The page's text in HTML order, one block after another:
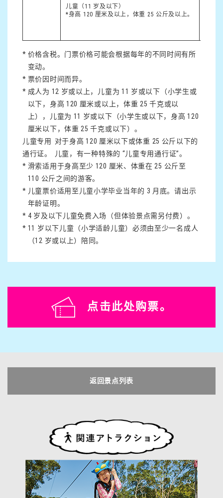
儿童（11 岁及以下）
*身高 120 厘米及以上，体重 25 公斤及以上。
* 价格含税。门票价格可能会根据每年的不同时间有所
变动。
* 票价因时间而异。
* 成人为 12 岁或以上，儿童为 11 岁或以下（小学生或
以下，身高 120 厘米或以上，体重 25 千克或以
上），儿童为 11 岁或以下（小学生或以下，身高 120
厘米以下，体重 25 千克或以下）。
儿童专用
通行证。
对于身高 120 厘米以下或体重 25 公斤以下的
儿童，有一种特殊的 “儿童专用通行证”。
* 滑索适用于身高至少 120 厘米、体重在 25 公斤至
110 公斤之间的游客。
* 儿童票价适用至儿童小学毕业当年的 3 月底。请出示
年龄证明。
* 4 岁及以下儿童免费入场（但体验景点需另付费）。
* 11 岁以下儿童（小学适龄儿童）必须由至少一名成人
（12 岁或以上）陪同。
点击此处购票。
返回景点列表